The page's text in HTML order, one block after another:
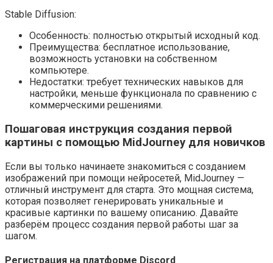
Stable Diffusion:
Особенность: полностью открытый исходный код.
Преимущества: бесплатное использование,
возможность установки на собственном
компьютере.
Недостатки: требует технических навыков для
настройки, меньше функционала по сравнению с
коммерческими решениями.
Пошаговая инструкция создания первой
картины с помощью MidJourney для новичков
Если вы только начинаете знакомиться с созданием
изображений при помощи нейросетей, MidJourney —
отличный инструмент для старта. Это мощная система,
которая позволяет генерировать уникальные и
красивые картинки по вашему описанию. Давайте
разберём процесс создания первой работы шаг за
шагом.
Регистрация на платформе Discord